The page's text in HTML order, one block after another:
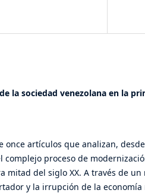
la sociedad venezolana en la
once artículos que analizan,
complejo proceso de
mitad del siglo XX. A través de
y la irrupción de la